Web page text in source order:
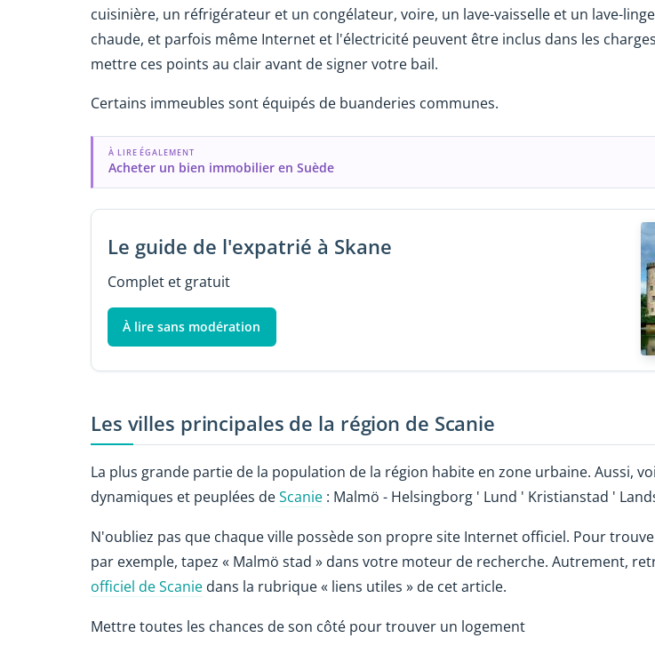
cuisinière, un réfrigérateur et un congélateur, voire, un lave-vaisselle et un lave-
chaude, et parfois même Internet et l'électricité peuvent être inclus dans les
mettre ces points au clair avant de signer votre bail.
Certains immeubles sont équipés de buanderies communes.
À LIRE ÉGALEMENT
Acheter un bien immobilier en Suède
Le guide de l'expatrié à Skane
Complet et gratuit
À lire sans modération
Les villes principales de la région de Scanie
La plus grande partie de la population de la région habite en zone urbaine. Aussi,
dynamiques et peuplées deScanie : Malmö - Helsingborg ' Lund ' Kristianstad '
N'oubliez pas que chaque ville possède son propre site Internet officiel. Pour
par exemple, tapez « Malmö stad » dans votre moteur de recherche. Autrement,
officiel de Scanie dans la rubrique « liens utiles » de cet article.
Mettre toutes les chances de son côté pour trouver un logement